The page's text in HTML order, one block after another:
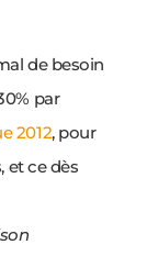
de besoin
par
2012, pour
et ce dès